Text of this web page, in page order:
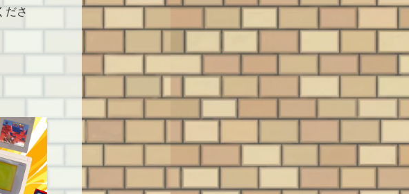
ださ